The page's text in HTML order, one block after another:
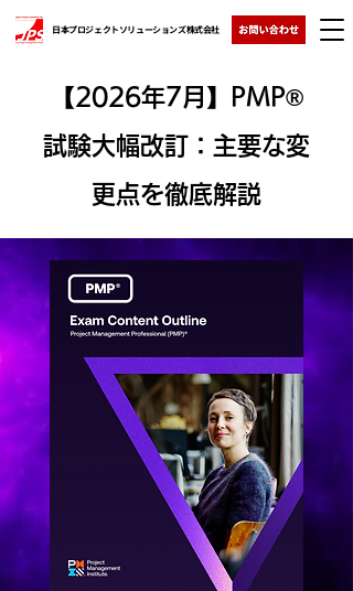
日本プロジェクトソリューションズ株式会社
【2026年7月】PMP®
試験大幅改訂：主要な変
更点を徹底解説